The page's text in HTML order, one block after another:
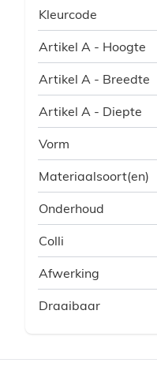
Kleurcode
Artikel A - Hoogte
Artikel A - Breedte
Artikel A - Diepte
Vorm
Materiaalsoort(en)
Onderhoud
Colli
Afwerking
Draaibaar